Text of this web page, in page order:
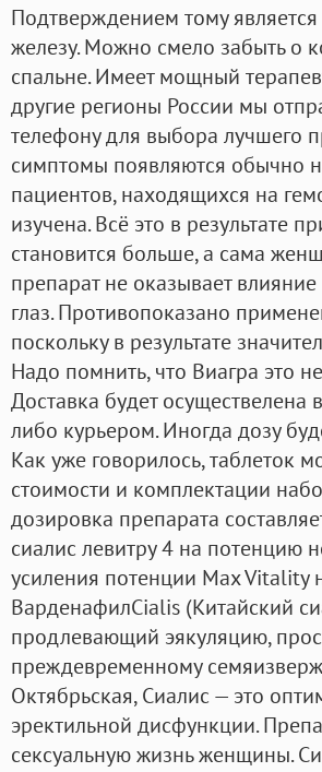
Подтверждением тому
железу. Можно смело забыть о
спальне. Имеет мощный
другие регионы России мы
телефону для выбора лучшего
симптомы появляются обычно
пациентов, находящихся на
изучена. Всё это в результате
становится больше, а сама
препарат не оказывает
глаз. Противопоказано
поскольку в результате
Надо помнить, что Виагра это
Доставка будет
либо курьером. Иногда дозу
Как уже говорилось, таблеток
стоимости и комплектации
дозировка препарата
сиалис левитру 4 на потенцию
усиления потенции Max Vitality
ВарденафилCialis (Китайский
продлевающий эякуляцию,
преждевременному
Октябрьская, Сиалис — это
эректильной дисфункции.
сексуальную жизнь женщины.